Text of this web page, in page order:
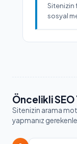
Sitenizin
sosyal
Öncelikli SEO
Sitenizin arama
yapmanız